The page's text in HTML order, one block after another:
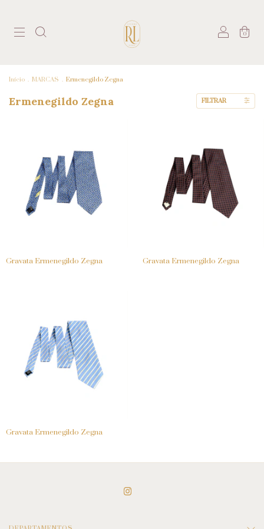
0
Início . MARCAS . Ermenegildo Zegna
Ermenegildo Zegna FILTRAR
Gravata Ermenegildo Zegna Gravata Ermenegildo Zegna
Gravata Ermenegildo Zegna